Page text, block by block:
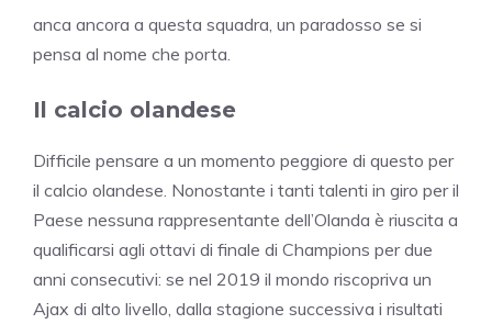
anca ancora a questa squadra, un paradosso se si
pensa al nome che porta.
Il calcio olandese
Difficile pensare a un momento peggiore di questo per
il calcio olandese. Nonostante i tanti talenti in giro per il
Paese nessuna rappresentante dell’Olanda è riuscita a
qualificarsi agli ottavi di finale di Champions per due
anni consecutivi: se nel 2019 il mondo riscopriva un
Ajax di alto livello, dalla stagione successiva i risultati